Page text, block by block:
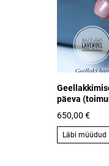
päeva
650,00 €
Läbi müüdud